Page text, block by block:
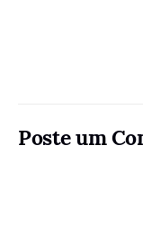
Poste um